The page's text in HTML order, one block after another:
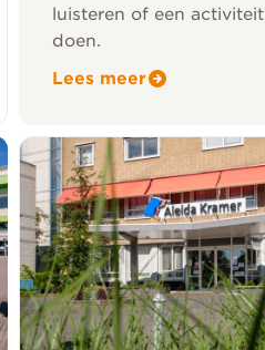
luisteren of een activiteit
doen.
Lees meer